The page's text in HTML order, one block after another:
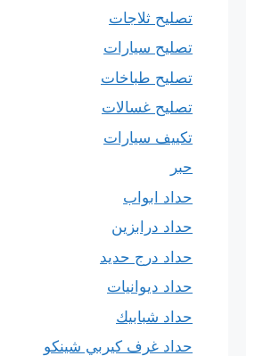
تصليح ثلاجات
تصليح سيارات
تصليح طباخات
تصليح غسالات
تكييف سيارات
حبر
حداد ابواب
حداد درابزين
حداد درج حديد
حداد ديوانيات
حداد شبابيك
حداد غرف كيربي شينكو